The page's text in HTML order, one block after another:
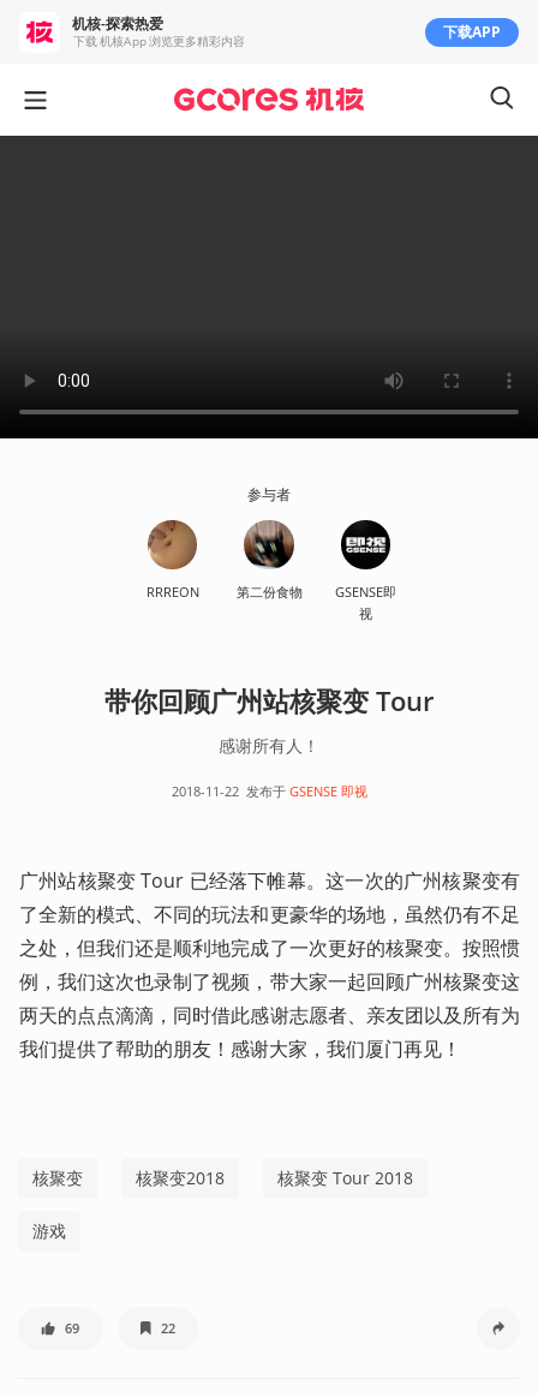
参与者
RRREON 第二份食物
GSENSE即
视
带你回顾广州站核聚变 Tour
感谢所有人！
2018-11-22 发布于 GSENSE 即视
广州站核聚变 Tour 已经落下帷幕。这一次的广州核聚变有
了全新的模式、不同的玩法和更豪华的场地，虽然仍有不足
之处，但我们还是顺利地完成了一次更好的核聚变。按照惯
例，我们这次也录制了视频，带大家一起回顾广州核聚变这
两天的点点滴滴，同时借此感谢志愿者、亲友团以及所有为
我们提供了帮助的朋友！感谢大家，我们厦门再见！
核聚变 核聚变2018 核聚变 Tour 2018
游戏
69 22
机核-探索热爱
下载 机核App 浏览更多精彩内容 下载APP